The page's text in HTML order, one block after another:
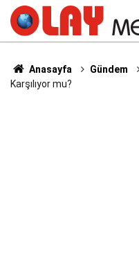
Anasayfa Gündem
Karşılıyor mu?